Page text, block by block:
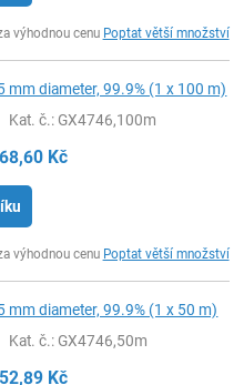
výhodnou cenu Poptat větší množství
mm diameter, 99.9% (1 x 100 m)
Kat. č.: GX4746,100m
Kč
výhodnou cenu Poptat větší množství
mm diameter, 99.9% (1 x 50 m)
Kat. č.: GX4746,50m
Kč